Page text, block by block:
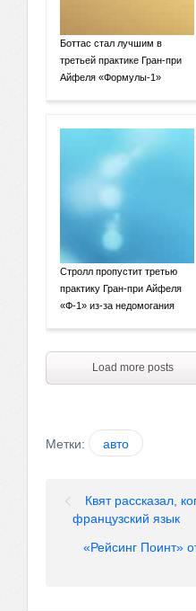
Боттас стал лучшим в
третьей практике Гран-при
Айфеля «Формулы-1»
Стролл пропустит третью
практику Гран-при Айфеля
«Ф-1» из-за недомогания
Load more posts
Метки: авто
Квят рассказал,
французский язык
«Рейсинг Поинт»